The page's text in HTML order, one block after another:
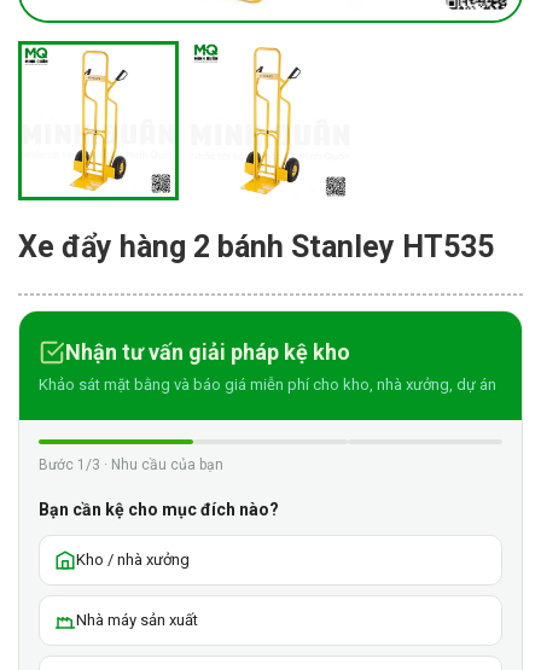
Xe đẩy hàng 2 bánh Stanley HT535
Nhận tư vấn giải pháp kệ kho
Khảo sát mặt bằng và báo giá miễn phí cho kho, nhà xưởng, dự án
Bước 1/3 · Nhu cầu của bạn
Bạn cần kệ cho mục đích nào?
Kho / nhà xưởng
Nhà máy sản xuất